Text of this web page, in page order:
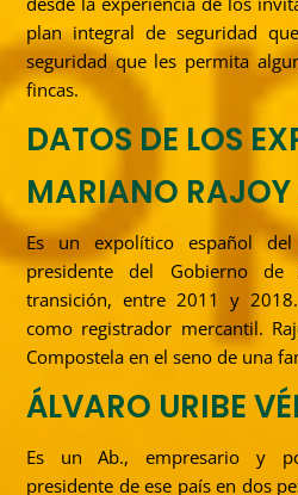
plan integral de seguridad
seguridad que les permita
fincas.
DATOS DE LOS
MARIANO RAJOY
Es un expolítico español
presidente del Gobierno de
transición, entre 2011 y
como registrador mercantil.
Compostela en el seno de una
ÁLVARO URIBE
Es un Ab., empresario y
presidente de ese país en dos